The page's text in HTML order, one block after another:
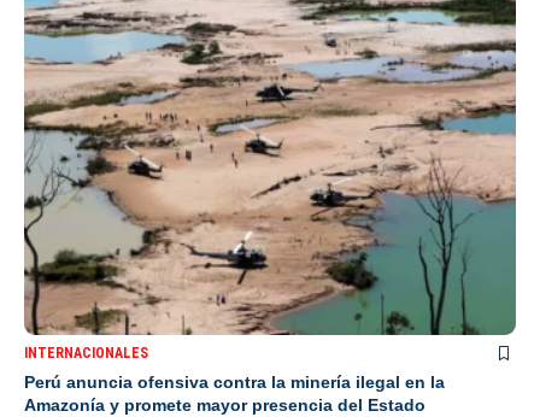
INTERNACIONALES
Perú anuncia ofensiva contra la minería ilegal en la
Amazonía y promete mayor presencia del Estado